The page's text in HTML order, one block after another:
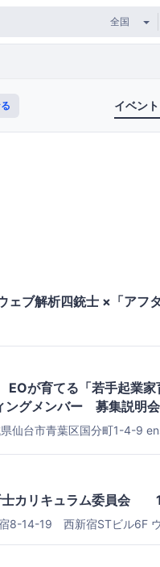
イベント
ェブ解析四銃士 ×「アフ
EOが育てる「若手起業
ングメンバー 募集説明
仙台市青葉区国分町1-4-9
士カリキュラム委員会
8-14-19 西新宿STビル6F